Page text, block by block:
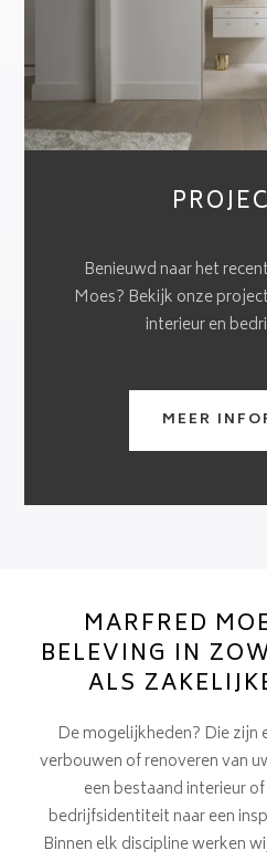
Benieuwd naar het
Moes? Bekijk onze
interieur en
MEER
MARFRED
BELEVING IN
ALS
De mogelijkheden? Die zijn
verbouwen of renoveren van
een bestaand interieur
bedrijfsidentiteit naar een
Binnen elk discipline werken